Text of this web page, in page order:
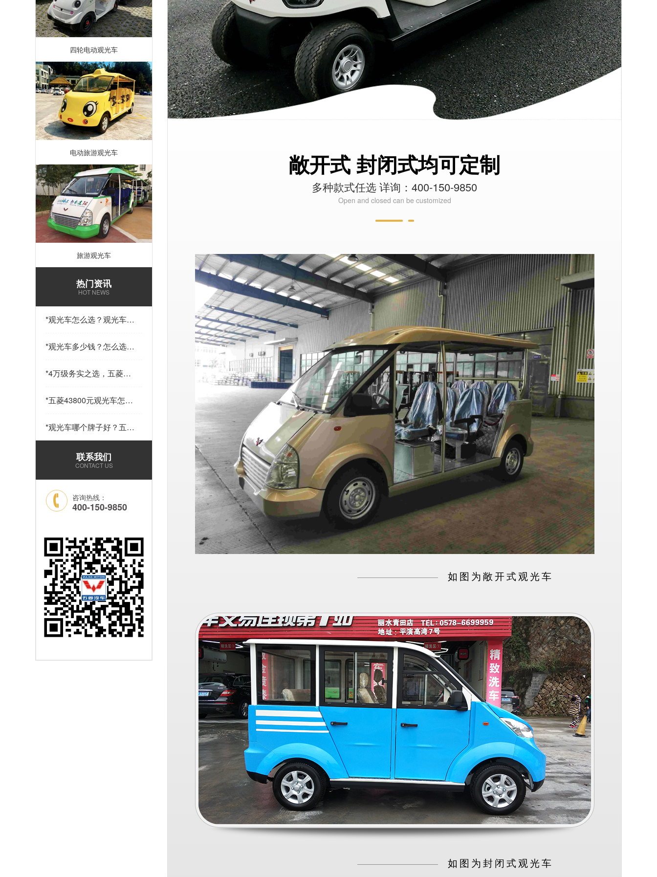
四轮电动观光车
电动旅游观光车
旅游观光车
热门资讯
HOT NEWS
*观光车怎么选？观光车多
14座观光车——购车指南
请查收…
*观光车多少钱？怎么选？
答案…
*4万级务实之选，五菱
与性价比…
*五菱43800元观光车怎么
一公里”接驳更舒心！…
*观光车哪个牌子好？五菱
43800元14座锂电观光车
——选靠谱品牌，看质量
和耐用就够了！…
联系我们
CONTACT US
咨询热线：
400-150-9850
敞开式 封闭式均可定制
多种款式任选 详询：400-150-9850
Open and closed can be customized
如图为敞开式观光车
如图为封闭式观光车